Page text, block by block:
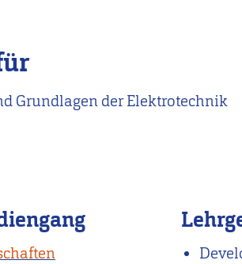
Grundlagen der Elektrotechnik